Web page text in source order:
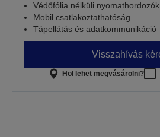
Védőfólia nélküli nyomathordozók
Mobil csatlakoztathatóság
Tápellátás és adatkommunikáció
Visszahívás
Hol lehet megvásárolni?